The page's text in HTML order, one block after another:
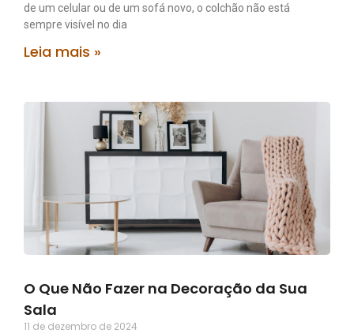
de um celular ou de um sofá novo, o colchão não está
sempre visível no dia
Leia mais »
O Que Não Fazer na Decoração da Sua
Sala
11 de dezembro de 2024